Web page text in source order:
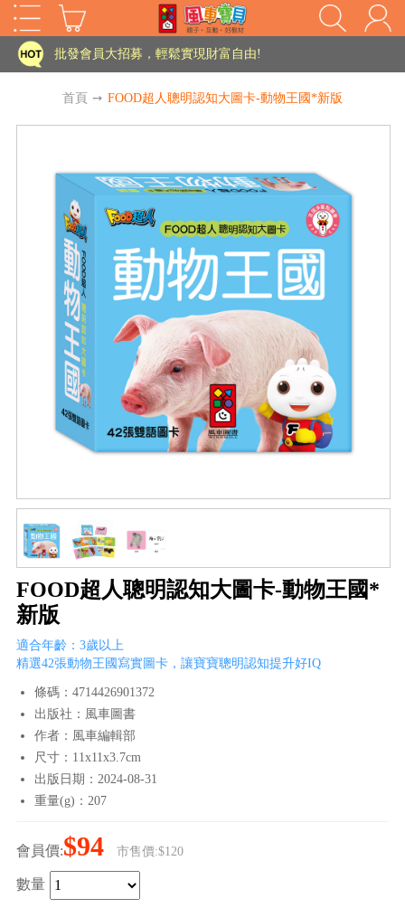
HOT
家長樂了!「風車書版集團暨FOOD超人企業總部」目前正興建中!
批發會員大招募，輕鬆實現財富自由!
老師您好!!幼教會員火熱招募中~
批發會員大招募，輕鬆實現財富自由!
老師您好!!幼教會員火熱招募中~
海外購物免煩惱！點我查看『海外購物流程說明』
首頁 ➙ FOOD超人聰明認知大圖卡-動物王國*新版
FOOD超人聰明認知大圖卡-動物王國*
新版
適合年齡：3歲以上
精選42張動物王國寫實圖卡，讓寶寶聰明認知提升好IQ
條碼：4714426901372
出版社：風車圖書
作者：風車編輯部
尺寸：11x11x3.7cm
出版日期：2024-08-31
重量(g)：207
會員價:$94 市售價:$120
數量